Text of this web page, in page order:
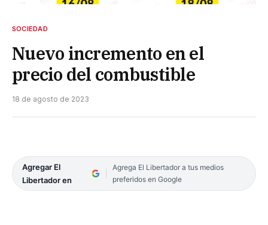
SOCIEDAD
Nuevo incremento en el
precio del combustible
18 de agosto de 2023
Agregar El
Libertador en
Agrega El Libertador a tus medios
preferidos en Google